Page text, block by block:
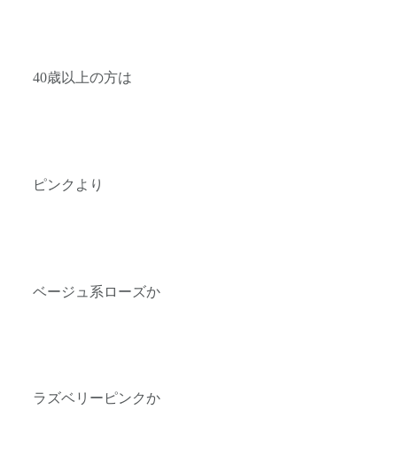
40歳以上の方は
ピンクより
ベージュ系ローズか
ラズベリーピンクか